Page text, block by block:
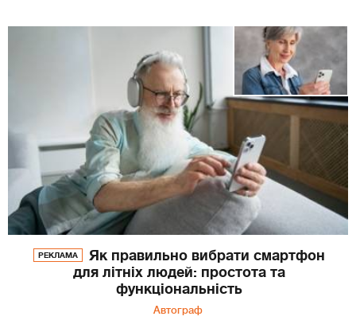
РЕКЛАМА
Як правильно вибрати смартфон
для літніх людей: простота та
функціональність
Автограф